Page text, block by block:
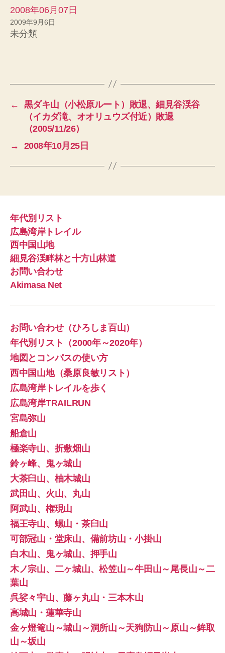
ま
す
)
い
ウ
ィ
ン
2008年06月07日
2009年9月6日
未分類
←
黒ダキ山（小松原ルート）敗退、細見谷渓谷
（イカダ滝、オオリュウズ付近）敗退
（2005/11/26）
→
2008年10月25日
年代別リスト
広島湾岸トレイル
西中国山地
細見谷渓畔林と十方山林道
お問い合わせ
Akimasa Net
お問い合わせ（ひろしま百山）
年代別リスト（2000年～2020年）
地図とコンパスの使い方
西中国山地（桑原良敏リスト）
広島湾岸トレイルを歩く
広島湾岸TRAILRUN
宮島弥山
船倉山
極楽寺山、折敷畑山
鈴ヶ峰、鬼ヶ城山
大茶臼山、柚木城山
武田山、火山、丸山
阿武山、権現山
福王寺山、螺山・茶臼山
可部冠山・堂床山、備前坊山・小掛山
白木山、鬼ヶ城山、押手山
木ノ宗山、二ヶ城山、松笠山～牛田山～尾長山～二
葉山
呉娑々宇山、藤ヶ丸山・三本木山
高城山・蓮華寺山
金ヶ燈篭山～城山～洞所山～天狗防山～原山～鉾取
山～坂山